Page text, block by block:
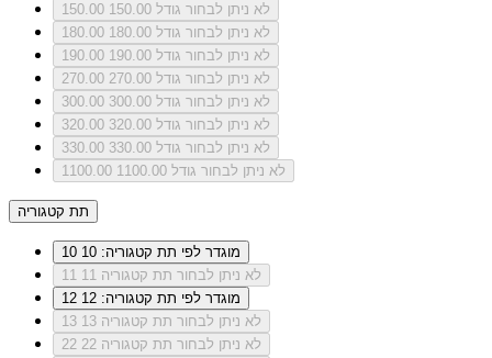
150.00
לא ניתן לבחור גודל 150.00
180.00
לא ניתן לבחור גודל 180.00
190.00
לא ניתן לבחור גודל 190.00
270.00
לא ניתן לבחור גודל 270.00
300.00
לא ניתן לבחור גודל 300.00
320.00
לא ניתן לבחור גודל 320.00
330.00
לא ניתן לבחור גודל 330.00
1100.00
לא ניתן לבחור גודל 1100.00
תת קטגוריה
10
מוגדר לפי תת קטגוריה: 10
11
לא ניתן לבחור תת קטגוריה 11
12
מוגדר לפי תת קטגוריה: 12
13
לא ניתן לבחור תת קטגוריה 13
22
לא ניתן לבחור תת קטגוריה 22